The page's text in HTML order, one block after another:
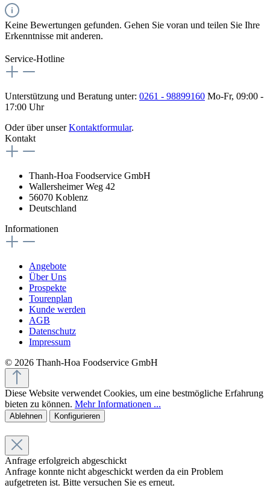
Keine Bewertungen gefunden. Gehen Sie voran und teilen Sie Ihre
Erkenntnisse mit anderen.
Service-Hotline
Unterstützung und Beratung unter: 0261 - 98899160 Mo-Fr, 09:00 -
17:00 Uhr
Oder über unserKontaktformular.
Kontakt
Thanh-Hoa Foodservice GmbH
Wallersheimer Weg 42
56070 Koblenz
Deutschland
Informationen
Angebote
Über Uns
Prospekte
Tourenplan
Kunde werden
AGB
Datenschutz
Impressum
© 2026 Thanh-Hoa Foodservice GmbH
Diese Website verwendet Cookies, um eine bestmögliche Erfahrung
bieten zu können. Mehr Informationen ...
Ablehnen Konfigurieren
Anfrage erfolgreich abgeschickt
Anfrage konnte nicht abgeschickt werden da ein Problem
aufgetreten ist. Bitte versuchen Sie es erneut.